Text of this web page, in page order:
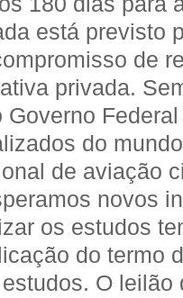
está previsto
de
privada.
Governo
do
de aviação
novos
os estudos
do termo
O leilão